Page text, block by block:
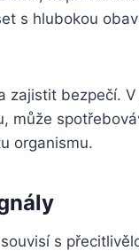
s hlubokou
zajistit bezpečí.
může
organismu.
s